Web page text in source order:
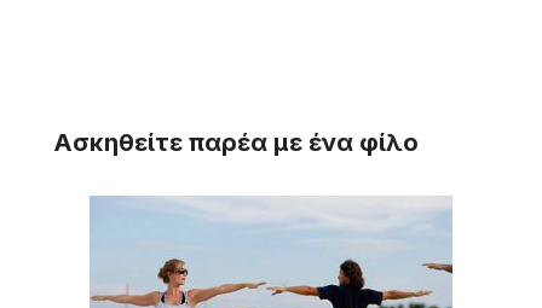
Ασκηθείτε παρέα με ένα φίλο